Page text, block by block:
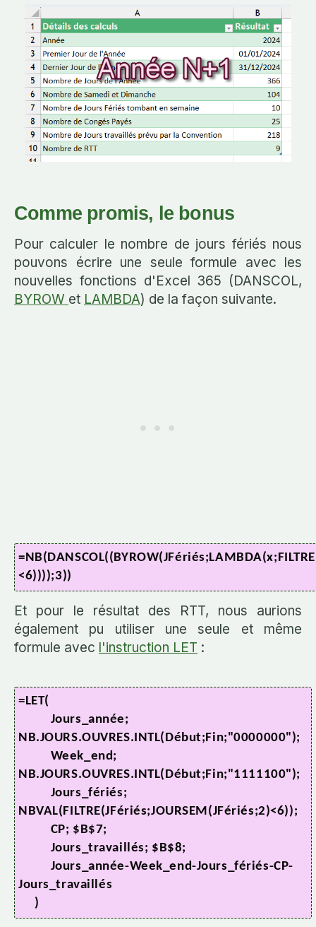
Comme promis, le bonus
Pour calculer le nombre de jours fériés nous
pouvons écrire une seule formule avec les
nouvelles fonctions d'Excel 365 (DANSCOL,
BYROW et LAMBDA) de la façon suivante.
<6))));3))
Et pour le résultat des RTT, nous aurions
également pu utiliser une seule et même
formule avec l'instruction LET :
=LET(
Jours_année;
NB.JOURS.OUVRES.INTL(Début;Fin;"0000000");
Week_end;
NB.JOURS.OUVRES.INTL(Début;Fin;"1111100");
Jours_fériés;
NBVAL(FILTRE(JFériés;JOURSEM(JFériés;2)<6));
CP; $B$7;
Jours_travaillés; $B$8;
Jours_année-Week_end-Jours_fériés-CP-
Jours_travaillés
)